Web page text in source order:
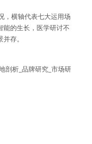
，横轴代表七大运用场
能的生长，医学研讨不
存。